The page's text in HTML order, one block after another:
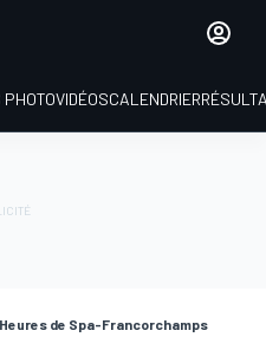
VIDÉOSCALENDRIER
de Spa-Francorchamps